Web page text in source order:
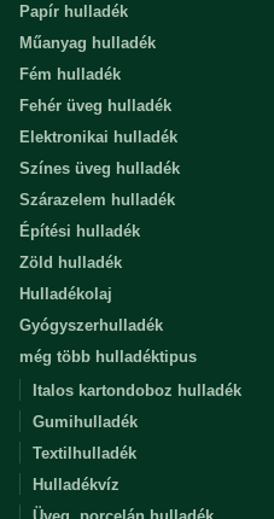
Papír hulladék
Műanyag hulladék
Fém hulladék
Fehér üveg hulladék
Elektronikai hulladék
Színes üveg hulladék
Szárazelem hulladék
Építési hulladék
Zöld hulladék
Hulladékolaj
Gyógyszerhulladék
még több hulladéktipus
Italos kartondoboz hulladék
Gumihulladék
Textilhulladék
Hulladékvíz